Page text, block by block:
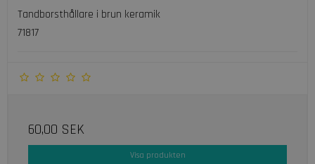
Tandborsthållare i brun keramik
71817
60,00 SEK
Visa produkten